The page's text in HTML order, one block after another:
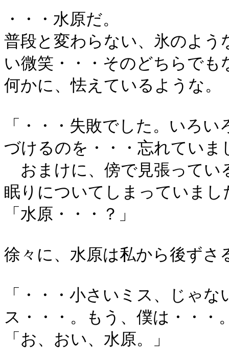
・・・水原だ。
普段と変わらない、氷のよう
い微笑・・・そのどちらでも
何かに、怯えているような。
「・・・失敗でした。いろ
づけるのを・・・忘れていま
おまけに、傍で見張ってい
眠りについてしまっていまし
「水原・・・？」
徐々に、水原は私から後ずさ
「・・・小さいミス、じゃ
ス・・・。もう、僕は・・・
「お、おい、水原。」